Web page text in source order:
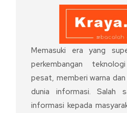
Memasuki era yang
perkembangan
pesat, memberi warna
dunia informasi. Salah
informasi kepada